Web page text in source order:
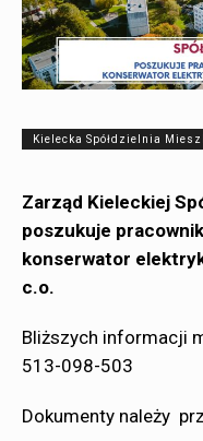
Kielecka Spółdzielnia
Zarząd Kieleckiej
poszukuje
konserwator
c.o.
Bliższych informacji
513-098-503
Dokumenty należy